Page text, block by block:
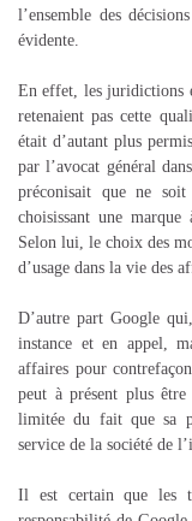
l’ensemble des
évidente.
En effet, les juridictions
retenaient pas cette
était d’autant plus
par l’avocat général
préconisait que ne soit
choisissant une
Selon lui, le choix des
d’usage dans la vie des
D’autre part Google
instance et en appel,
affaires pour
peut à présent plus être
limitée du fait que sa
service de la société de
Il est certain que les